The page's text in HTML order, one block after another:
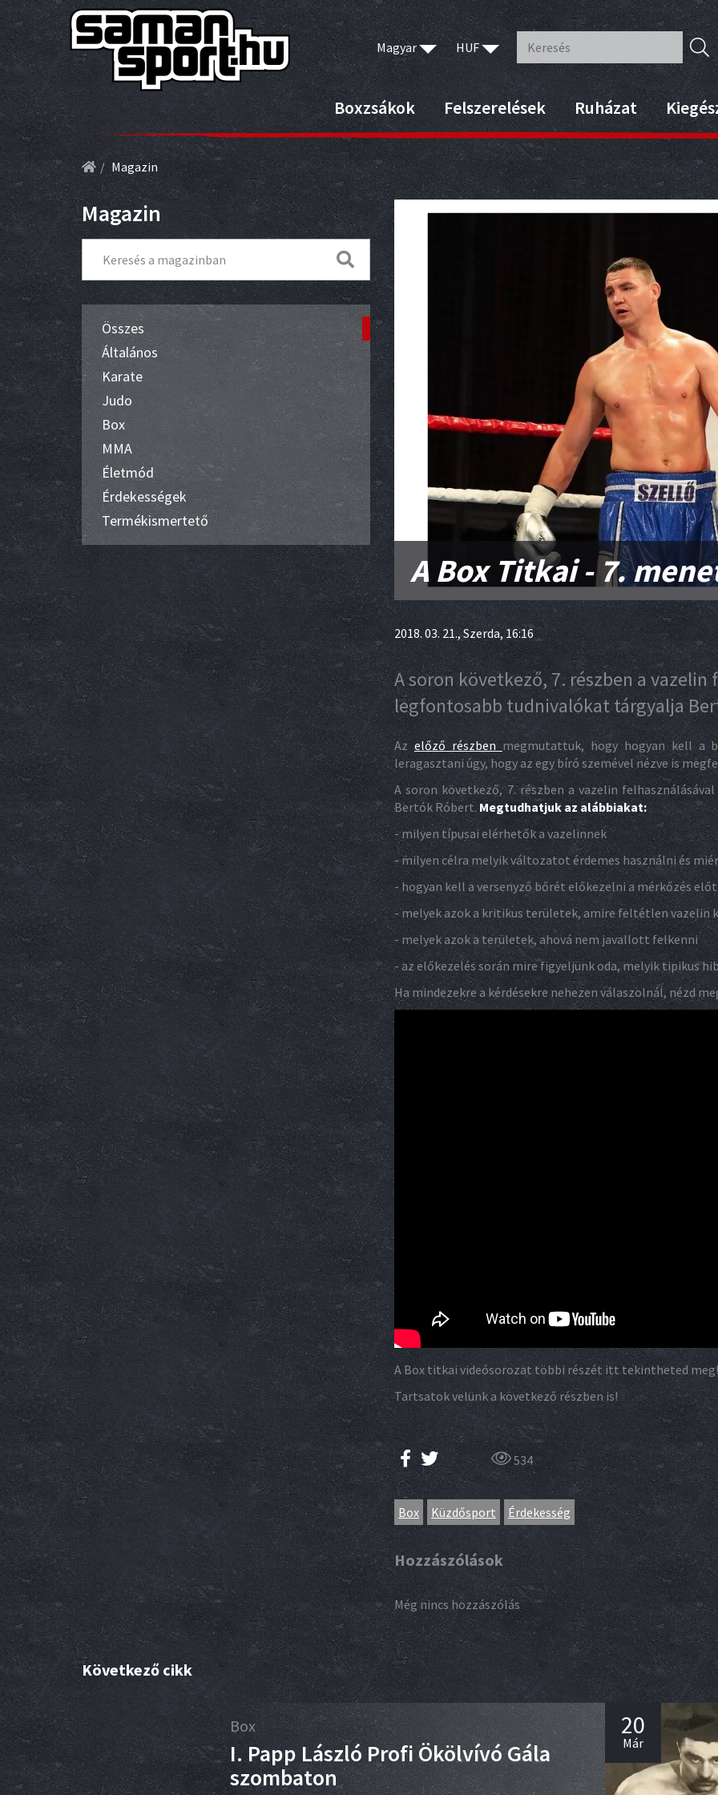
Magyar HUF
Boxzsákok Felszerelések Ruházat
Magazin
Magazin
Összes
Általános
Karate
Judo
Box
MMA
Életmód
Érdekességek
Termékismertető
A Box Titkai - 7.
2018. 03. 21., Szerda, 16:16
A soron következő, 7. részben a
legfontosabb tudnivalókat tárgyalja
Az előző részben megmutattuk, hogy hogyan kell a
leragasztani úgy, hogy az egy bíró szemével nézve is
A soron következő, 7. részben a vazelin
Bertók Róbert. Megtudhatjuk az alábbiakat:
- milyen típusai elérhetők a vazelinnek
- milyen célra melyik változatot érdemes használni és
- hogyan kell a versenyző bőrét előkezelni a mérkőzés
- melyek azok a kritikus területek, amire feltétlen vazelin
- melyek azok a területek, ahová nem javallott felkenni
- az előkezelés során mire figyeljünk oda, melyik tipikus
Ha mindezekre a kérdésekre nehezen válaszolnál, nézd
A Box titkai videósorozat többi részét itt tekintheted meg!
Tartsatok velünk a következő részben is!
534
Box Küzdősport Érdekesség
Hozzászólások
Még nincs hozzászólás
Következő cikk
Box
I. Papp László Profi Ökölvívó Gála
szombaton
20
Már